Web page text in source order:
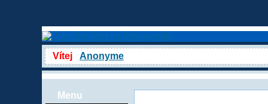
Vítej Anonyme
Menu